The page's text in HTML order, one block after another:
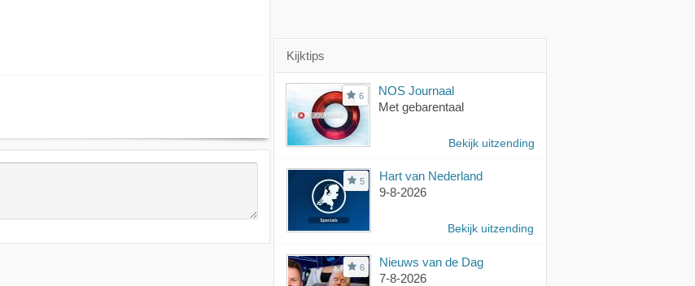
Kijktips
6
NOS Journaal
Met gebarentaal
Bekijk uitzending
5
Hart van Nederland
9-8-2026
Bekijk uitzending
6
Nieuws van de Dag
7-8-2026